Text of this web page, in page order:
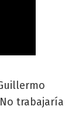
trabajaría